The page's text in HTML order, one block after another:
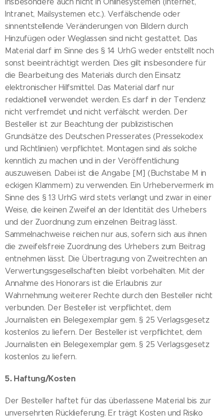
Intranet, Mailsystemen etc.). Verfälschende oder
sinnentstellende Veränderungen von Bildern durch
Hinzufügen oder Weglassen sind nicht gestattet. Das
Material darf im Sinne des § 14 UrhG weder entstellt noch
sonst beeinträchtigt werden. Dies gilt insbesondere für
die Bearbeitung des Materials durch den Einsatz
elektronischer Hilfsmittel. Das Material darf nur
redaktionell verwendet werden. Es darf in der Tendenz
nicht verfremdet und nicht verfälscht werden. Der
Besteller ist zur Beachtung der publizistischen
Grundsätze des Deutschen Presserates (Pressekodex
und Richtlinien) verpflichtet. Montagen sind als solche
kenntlich zu machen und in der Veröffentlichung
auszuweisen. Dabei ist die Angabe [M] (Buchstabe M in
eckigen Klammern) zu verwenden. Ein Urhebervermerk im
Sinne des § 13 UrhG wird stets verlangt und zwar in einer
Weise, die keinen Zweifel an der Identität des Urhebers
und der Zuordnung zum einzelnen Beitrag lässt.
Sammelnachweise reichen nur aus, sofern sich aus ihnen
die zweifelsfreie Zuordnung des Urhebers zum Beitrag
entnehmen lässt. Die Übertragung von Zweitrechten an
Verwertungsgesellschaften bleibt vorbehalten. Mit der
Annahme des Honorars ist die Erlaubnis zur
Wahrnehmung weiterer Rechte durch den Besteller nicht
verbunden. Der Besteller ist verpflichtet, dem
Journalisten ein Belegexemplar gem. § 25 Verlagsgesetz
kostenlos zu liefern. Der Besteller ist verpflichtet, dem
Journalisten ein Belegexemplar gem. § 25 Verlagsgesetz
kostenlos zu liefern.
5. Haftung/Kosten
Der Besteller haftet für das überlassene Material bis zur
unversehrten Rücklieferung. Er trägt Kosten und Risiko